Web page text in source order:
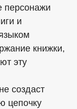
персонажи
и
книжки,
эту
создаст
цепочку